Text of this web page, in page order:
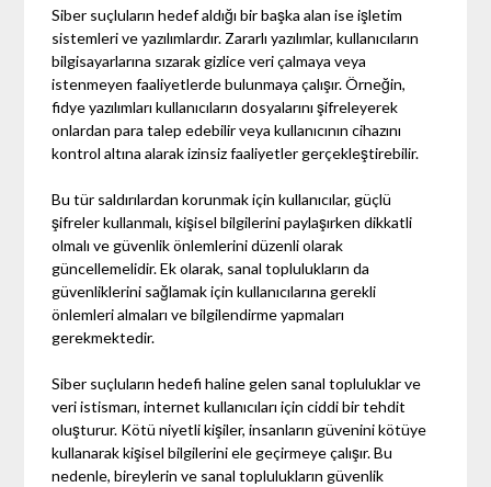
Siber suçluların hedef aldığı bir başka alan ise işletim
sistemleri ve yazılımlardır. Zararlı yazılımlar, kullanıcıların
bilgisayarlarına sızarak gizlice veri çalmaya veya
istenmeyen faaliyetlerde bulunmaya çalışır. Örneğin,
fidye yazılımları kullanıcıların dosyalarını şifreleyerek
onlardan para talep edebilir veya kullanıcının cihazını
kontrol altına alarak izinsiz faaliyetler gerçekleştirebilir.
Bu tür saldırılardan korunmak için kullanıcılar, güçlü
şifreler kullanmalı, kişisel bilgilerini paylaşırken dikkatli
olmalı ve güvenlik önlemlerini düzenli olarak
güncellemelidir. Ek olarak, sanal toplulukların da
güvenliklerini sağlamak için kullanıcılarına gerekli
önlemleri almaları ve bilgilendirme yapmaları
gerekmektedir.
Siber suçluların hedefi haline gelen sanal topluluklar ve
veri istismarı, internet kullanıcıları için ciddi bir tehdit
oluşturur. Kötü niyetli kişiler, insanların güvenini kötüye
kullanarak kişisel bilgilerini ele geçirmeye çalışır. Bu
nedenle, bireylerin ve sanal toplulukların güvenlik